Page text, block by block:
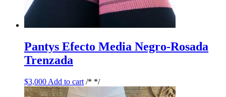
Pantys Efecto Media Negro-Rosada
Trenzada
$3,000 Add to cart /* */